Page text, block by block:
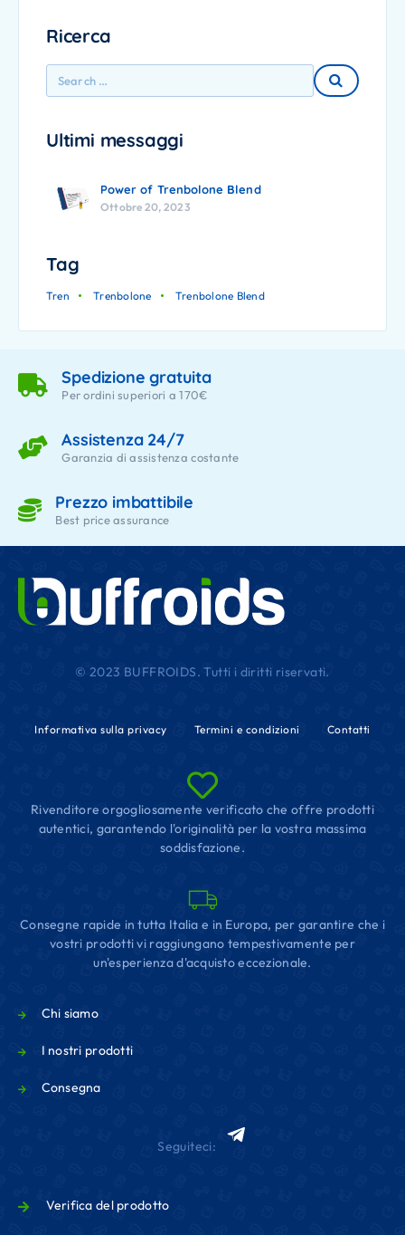
Ricerca
Ultimi messaggi
Power of Trenbolone Blend
Ottobre 20, 2023
Tag
Tren Trenbolone Trenbolone Blend
Spedizione gratuita
Per ordini superiori a 170€
Assistenza 24/7
Garanzia di assistenza costante
Prezzo imbattibile
Best price assurance
© 2023 BUFFROIDS. Tutti i diritti riservati.
Informativa sulla privacy Termini e condizioni Contatti
Rivenditore orgogliosamente verificato che offre prodotti
autentici, garantendo l'originalità per la vostra massima
soddisfazione.
Consegne rapide in tutta Italia e in Europa, per garantire che i
vostri prodotti vi raggiungano tempestivamente per
un'esperienza d'acquisto eccezionale.
Chi siamo
I nostri prodotti
Consegna
Seguiteci:
Verifica del prodotto